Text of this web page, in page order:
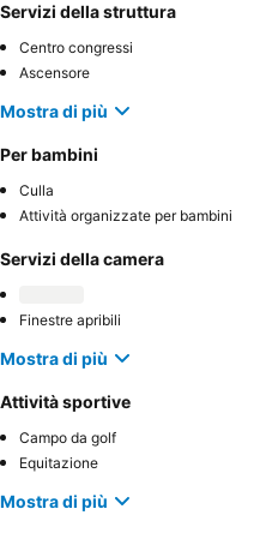
Servizi della struttura
Centro congressi
Ascensore
Mostra di più
Per bambini
Culla
Attività organizzate per bambini
Servizi della camera
Finestre apribili
Mostra di più
Attività sportive
Campo da golf
Equitazione
Mostra di più